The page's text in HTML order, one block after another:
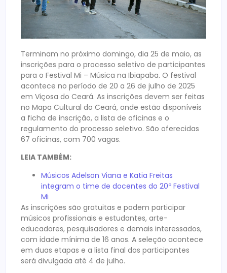
Terminam no próximo domingo, dia 25 de maio, as
inscrições para o processo seletivo de participantes
para o Festival Mi – Música na Ibiapaba. O festival
acontece no período de 20 a 26 de julho de 2025
em Viçosa do Ceará. As inscrições devem ser feitas
no Mapa Cultural do Ceará, onde estão disponíveis
a ficha de inscrição, a lista de oficinas e o
regulamento do processo seletivo. São oferecidas
67 oficinas, com 700 vagas.
LEIA TAMBÉM:
Músicos Adelson Viana e Katia Freitas
integram o time de docentes do 20º Festival
Mi
As inscrições são gratuitas e podem participar
músicos profissionais e estudantes, arte-
educadores, pesquisadores e demais interessados,
com idade mínima de 16 anos. A seleção acontece
em duas etapas e a lista final dos participantes
será divulgada até 4 de julho.